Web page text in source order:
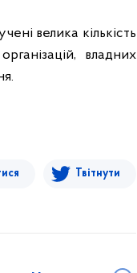
велика кількість
владних
Твітнути